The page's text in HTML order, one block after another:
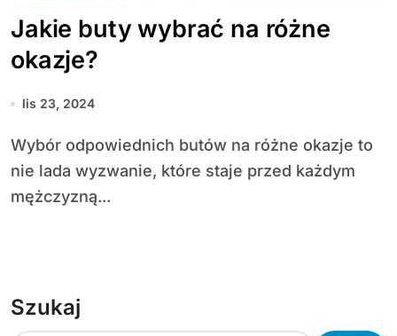
Jakie buty wybrać na różne
okazje?
lis 23, 2024
Wybór odpowiednich butów na różne okazje to
nie lada wyzwanie, które staje przed każdym
mężczyzną...
Szukaj